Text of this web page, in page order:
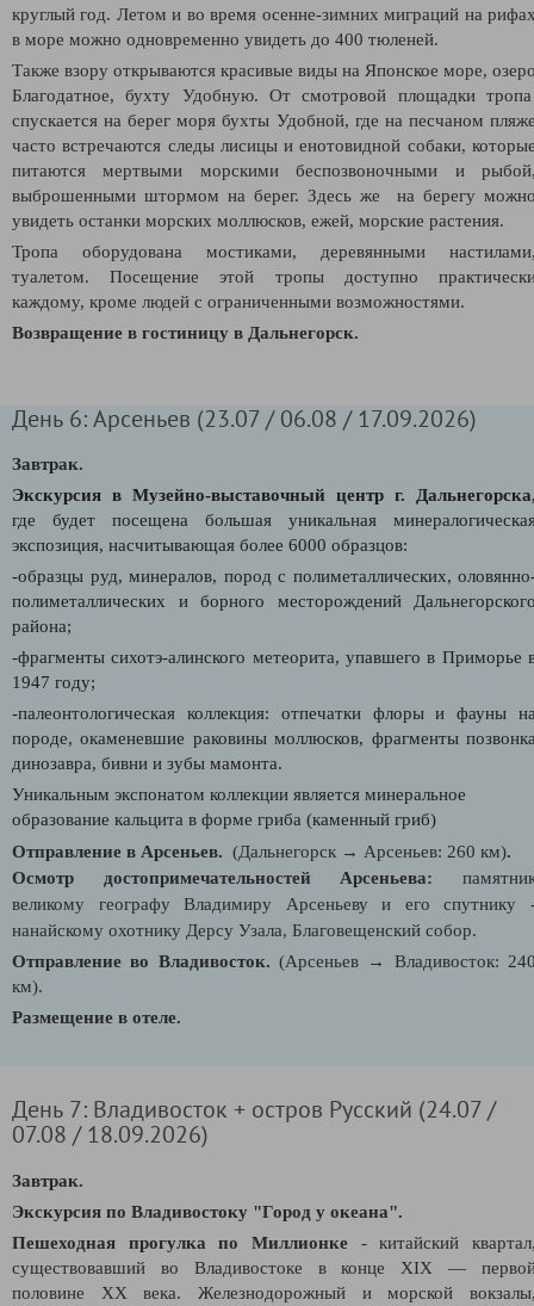
круглый год. Летом и во время осенне-зимних миграций на
в море можно одновременно увидеть до 400 тюленей.
Также взору открываются красивые виды на Японское море,
Благодатное, бухту Удобную. От смотровой площадки
спускается на берег моря бухты Удобной, где на песчаном
часто встречаются следы лисицы и енотовидной собаки,
питаются мертвыми морскими беспозвоночными и
выброшенными штормом на берег. Здесь же на берегу
увидеть останки морских моллюсков, ежей, морские растения.
Тропа оборудована мостиками, деревянными
туалетом. Посещение этой тропы доступно
каждому, кроме людей с ограниченными возможностями.
Возвращение в гостиницу в Дальнегорск.
День 6: Арсеньев (23.07 / 06.08 / 17.09.2026)
Завтрак.
Экскурсия в Музейно-выставочный центр г.
где будет посещена большая уникальная
экспозиция, насчитывающая более 6000 образцов:
-образцы руд, минералов, пород с полиметаллических,
полиметаллических и борного месторождений
района;
-фрагменты сихотэ-алинского метеорита, упавшего в Приморье
1947 году;
-палеонтологическая коллекция: отпечатки флоры и фауны
породе, окаменевшие раковины моллюсков, фрагменты
динозавра, бивни и зубы мамонта.
Уникальным экспонатом коллекции является минеральное
образование кальцита в форме гриба (каменный гриб)
Отправление в Арсеньев. (Дальнегорск → Арсеньев: 260 км).
Осмотр достопримечательностей Арсеньева:
великому географу Владимиру Арсеньеву и его спутнику
нанайскому охотнику Дерсу Узала, Благовещенский собор.
Отправление во Владивосток. (Арсеньев →
Владивосток:
км).
Размещение в отеле.
День 7: Владивосток + остров Русский (24.07 /
07.08 / 18.09.2026)
Завтрак.
Экскурсия по Владивостоку "Город у океана".
Пешеходная прогулка по Миллионке
-китайский
существовавший во Владивостоке в конце XIX —
половине XX века. Железнодорожный и морской